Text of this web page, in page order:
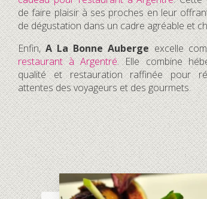
de faire plaisir à ses proches en leur
de dégustation dans un cadre agréable et
Enfin,A La Bonne Aubergeexcelle
restaurant à Argentré. Elle combine
qualité et restauration raffinée pour
attentes des voyageurs et des gourmets.